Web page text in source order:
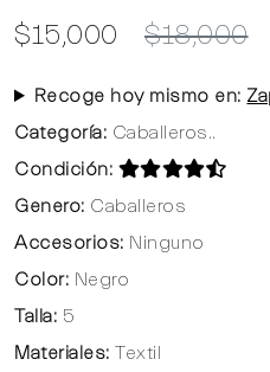
$15,000 $18,000
Recoge hoy mismo en:
Categoría: Caballeros..
Condición:
Genero: Caballeros
Accesorios: Ninguno
Color: Negro
Talla: 5
Materiales: Textil